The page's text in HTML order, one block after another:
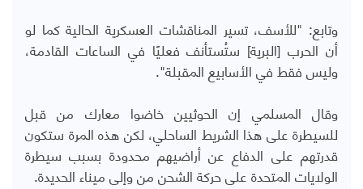
وتابع: "للأسف، تسير المناقشات العسكرية الحالية كما لو
أن الحرب [البرية] ستُستأنف فعليًا في الساعات القادمة،
وليس فقط في الأسابيع المقبلة".
وقال المسلمي إن الحوثيين خاضوا معارك من قبل
للسيطرة على هذا الشريط الساحلي، لكن هذه المرة ستكون
قدرتهم على الدفاع عن أراضيهم محدودة بسبب سيطرة
الولايات المتحدة على حركة الشحن من وإلى ميناء الحديدة.